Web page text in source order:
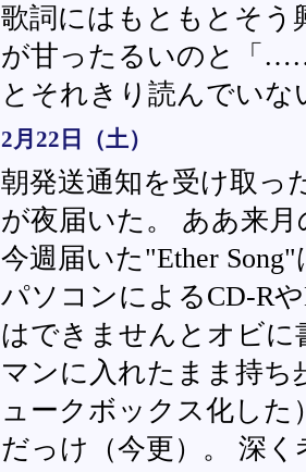
歌詞にはもともとそう
が甘ったるいのと「
とそれきり読んでいな
2月22日（土）
朝発送通知を受け取っ
が夜届いた。 ああ来
今週届いた"Ether
パソコンによるCD-R
はできませんとオビに
マンに入れたまま持ち
ュークボックス化し
だっけ（今更）。 深